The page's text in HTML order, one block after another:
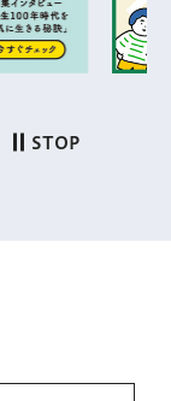
次のスライドを表
STOP